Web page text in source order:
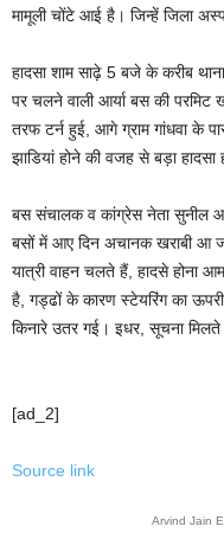
मामूली चोंटे आई है। जिन्हें जिला
हादसा शाम साढ़े 5 बजे के करीब
पर चलने वाली आर्या बस की
तरफ टर्न हुई, आगे ग्राम गांधवा के
झाडियां होने की वजह से बड़ा हादसा
बस संचालक व कांग्रेस नेता सुनील
बसों में आए दिन अचानक खराबी आ
यात्री वाहन चलते हैं, हादसे होना
है, गड्ढों के कारण स्टेयरिंग का
किनारे उतर गई। इधर, सूचना
[ad_2]
Source link
Arvind Jain